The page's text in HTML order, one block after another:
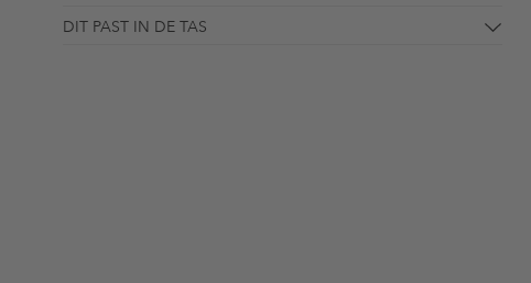
DIT PAST IN DE TAS